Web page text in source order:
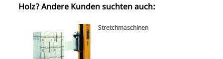
Holz? Andere Kunden suchten auch:
Stretchmaschinen